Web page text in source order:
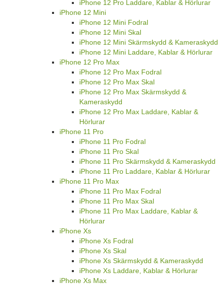
iPhone 12 Pro Laddare, Kablar & Hörlurar
iPhone 12 Mini
iPhone 12 Mini Fodral
iPhone 12 Mini Skal
iPhone 12 Mini Skärmskydd & Kameraskydd
iPhone 12 Mini Laddare, Kablar & Hörlurar
iPhone 12 Pro Max
iPhone 12 Pro Max Fodral
iPhone 12 Pro Max Skal
iPhone 12 Pro Max Skärmskydd &
Kameraskydd
iPhone 12 Pro Max Laddare, Kablar &
Hörlurar
iPhone 11 Pro
iPhone 11 Pro Fodral
iPhone 11 Pro Skal
iPhone 11 Pro Skärmskydd & Kameraskydd
iPhone 11 Pro Laddare, Kablar & Hörlurar
iPhone 11 Pro Max
iPhone 11 Pro Max Fodral
iPhone 11 Pro Max Skal
iPhone 11 Pro Max Laddare, Kablar &
Hörlurar
iPhone Xs
iPhone Xs Fodral
iPhone Xs Skal
iPhone Xs Skärmskydd & Kameraskydd
iPhone Xs Laddare, Kablar & Hörlurar
iPhone Xs Max